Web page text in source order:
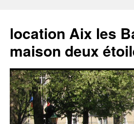
location Aix les
maison deux